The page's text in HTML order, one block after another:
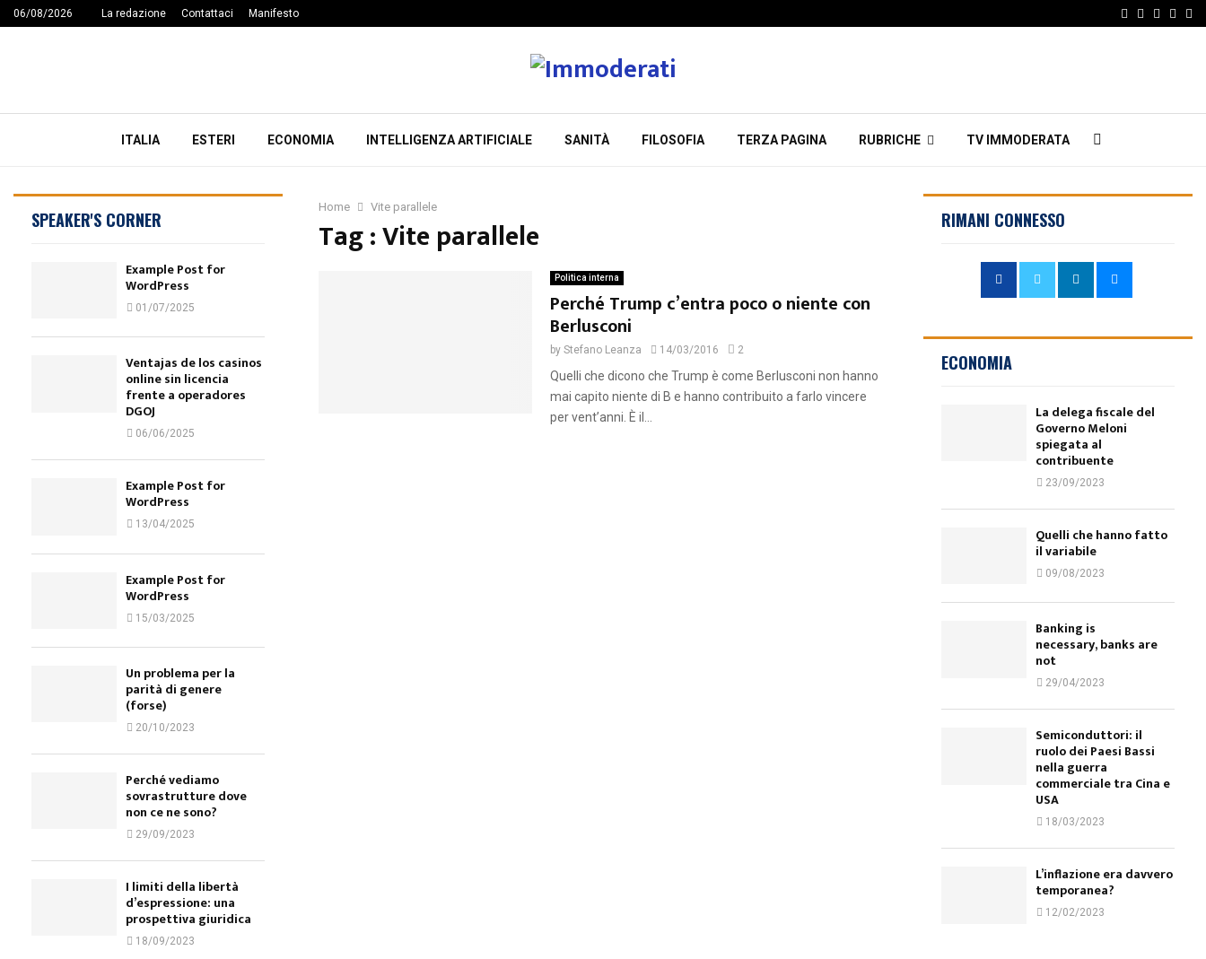
06/08/2026 La redazione Contattaci Manifesto Facebook
Twitter
ITALIA ESTERI ECONOMIA INTELLIGENZA ARTIFICIALE SANITÀ FILOSOFIA TERZA PAGINA RUBRICHE TV IMMODERATA
Home Vite parallele
Tag : Vite parallele
Politica interna
Perché Trump c’entra poco o niente con
Berlusconi
by Stefano Leanza 14/03/2016 2
Quelli che dicono che Trump è come Berlusconi non hanno
mai capito niente di B e hanno contribuito a farlo vincere
per vent’anni. È il...
SPEAKER'S CORNER
Example Post for
WordPress
01/07/2025
Ventajas de los casinos
online sin licencia
frente a operadores
DGOJ
06/06/2025
Example Post for
WordPress
13/04/2025
Example Post for
WordPress
15/03/2025
Un problema per la
parità di genere
(forse)
20/10/2023
Perché vediamo
sovrastrutture dove
non ce ne sono?
29/09/2023
I limiti della libertà
d’espressione: una
prospettiva giuridica
18/09/2023
RIMANI CONNESSO
ECONOMIA
La delega fiscale del
Governo Meloni
spiegata al
contribuente
23/09/2023
Quelli che hanno fatto
il variabile
09/08/2023
Banking is
necessary, banks are
not
29/04/2023
Semiconduttori: il
ruolo dei Paesi Bassi
nella guerra
commerciale tra Cina e
USA
18/03/2023
L’inflazione era davvero
temporanea?
12/02/2023